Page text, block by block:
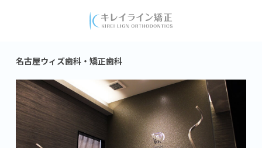
名古屋ウィズ歯科・矯正歯科